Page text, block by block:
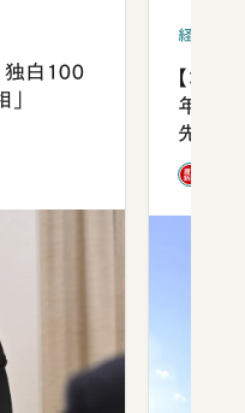
独白100
経済・ビ
【コン
年会は
先1位